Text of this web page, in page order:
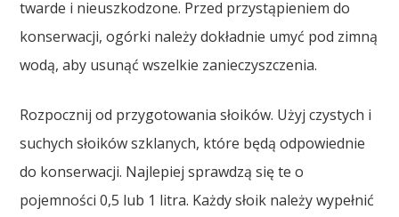
twarde i nieuszkodzone. Przed przystąpieniem do
konserwacji, ogórki należy dokładnie umyć pod zimną
wodą, aby usunąć wszelkie zanieczyszczenia.
Rozpocznij od przygotowania słoików. Użyj czystych i
suchych słoików szklanych, które będą odpowiednie
do konserwacji. Najlepiej sprawdzą się te o
pojemności 0,5 lub 1 litra. Każdy słoik należy wypełnić